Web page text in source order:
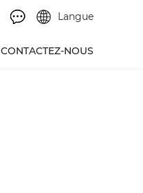
Langue
CONTACTEZ-NOUS